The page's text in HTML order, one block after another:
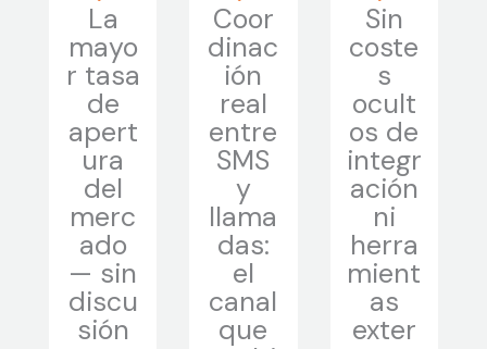
La
mayo
r tasa
de
apert
ura
del
merc
ado
— sin
discu
sión
Coor
dinac
ión
real
entre
SMS
y
llama
das:
el
canal
que
Sin
coste
s
ocult
os de
integr
ación
ni
herra
mient
as
exter